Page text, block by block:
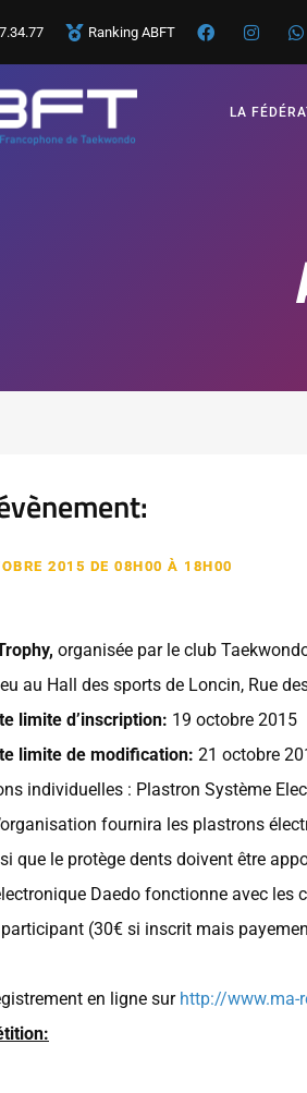
Ranking ABFT
LA
2015 DE 08H00 À 18H00
organisée par le club
au Hall des sports de Loncin, Rue
limite d’inscription: 19 octobre 2015
limite de modification: 21 octobre
individuelles : Plastron Système
fournira les plastrons
que le protège dents doivent être
Daedo fonctionne avec les
(30€ si inscrit mais
en ligne sur http://www.ma-